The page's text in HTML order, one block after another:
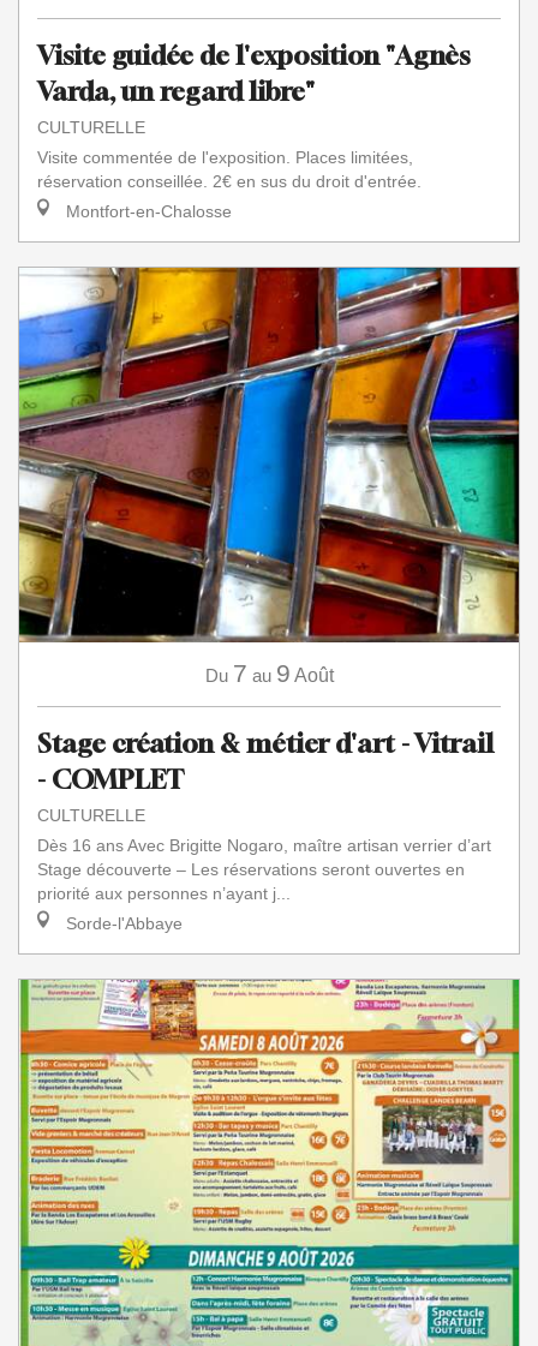
Visite guidée de l'exposition "Agnès
Varda, un regard libre"
CULTURELLE
Visite commentée de l'exposition. Places limitées,
réservation conseillée. 2€ en sus du droit d'entrée.
Montfort-en-Chalosse
Du 7 au 9 Août
Stage création & métier d'art - Vitrail
- COMPLET
CULTURELLE
Dès 16 ans Avec Brigitte Nogaro, maître artisan verrier d’art
Stage découverte – Les réservations seront ouvertes en
priorité aux personnes n’ayant j...
Sorde-l'Abbaye